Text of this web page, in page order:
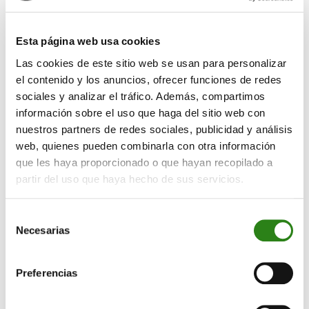
Esta página web usa cookies
Las cookies de este sitio web se usan para personalizar
el contenido y los anuncios, ofrecer funciones de redes
sociales y analizar el tráfico. Además, compartimos
información sobre el uso que haga del sitio web con
nuestros partners de redes sociales, publicidad y análisis
web, quienes pueden combinarla con otra información
que les haya proporcionado o que hayan recopilado a
partir del uso que haya hecho de sus servicios.
Necesarias
Preferencias
agentes virtuales no solo proporcionan respuestas
mejoran la calidad de sus respuestas. ‌Muy lejos queda
Eliza, el primer chat conversacional creado en 1966,
que simulaba conversaciones con los usuarios
generando una ilusión de comprensión por parte del
programa.
El análisis de datos y su predicciónes otro ámbito en
el que la IA generativa tiene un gran impacto. ‌A través
de la recopilación de grandes volúmenes de datos, que
comportamiento, las preferencias y los deseos de los
personalizadas que muy posiblemente aceptarán, lo